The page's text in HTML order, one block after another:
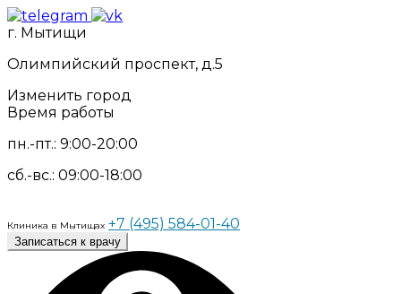
г. Мытищи
Олимпийский проспект, д.5
Изменить город
Время работы
пн.-пт.: 9:00-20:00
сб.-вс.: 09:00-18:00
Клиника в Мытищах +7 (495) 584-01-40
Записаться к врачу